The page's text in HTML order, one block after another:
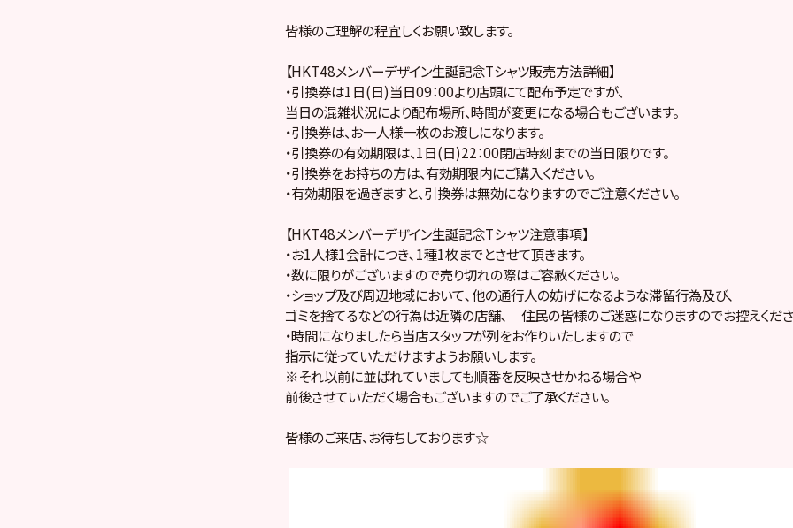
皆様のご理解の程宜しくお願い致します。
【HKT48メンバーデザイン生誕記念Tシャツ販売方法詳細】
・引換券は1日(日)当日09：00より店頭にて配布予定ですが、
当日の混雑状況により配布場所、時間が変更になる場合もございます。
・引換券は、お一人様一枚のお渡しになります。
・引換券の有効期限は、1日(日)22：00閉店時刻までの当日限りです。
・引換券をお持ちの方は、有効期限内にご購入ください。
・有効期限を過ぎますと、引換券は無効になりますのでご注意ください。
【HKT48メンバーデザイン生誕記念Tシャツ注意事項】
・お1人様1会計につき､1種1枚までとさせて頂きます。
・数に限りがございますので売り切れの際はご容赦ください。
・ショップ及び周辺地域において､他の通行人の妨げになるような滞留行為及び､
ゴミを捨てるなどの行為は近隣の店舗､ 住民の皆様のご迷惑になりますのでお控えくださ
・時間になりましたら当店スタッフが列をお作りいたしますので
指示に従っていただけますようお願いします。
※それ以前に並ばれていましても順番を反映させかねる場合や
前後させていただく場合もございますのでご了承ください。
皆様のご来店、お待ちしております☆